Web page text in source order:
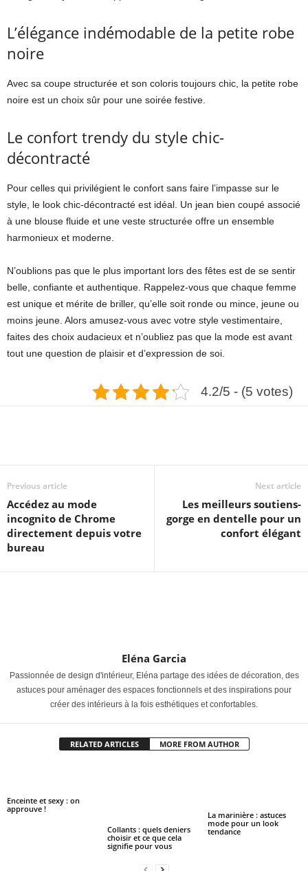
L’élégance indémodable de la petite robe
noire
Avec sa coupe structurée et son coloris toujours chic, la petite robe
noire est un choix sûr pour une soirée festive.
Le confort trendy du style chic-
décontracté
Pour celles qui privilégient le confort sans faire l’impasse sur le
style, le look chic-décontracté est idéal. Un jean bien coupé associé
à une blouse fluide et une veste structurée offre un ensemble
harmonieux et moderne.
N’oublions pas que le plus important lors des fêtes est de se sentir
belle, confiante et authentique. Rappelez-vous que chaque femme
est unique et mérite de briller, qu’elle soit ronde ou mince, jeune ou
moins jeune. Alors amusez-vous avec votre style vestimentaire,
faites des choix audacieux et n’oubliez pas que la mode est avant
tout une question de plaisir et d’expression de soi.
4.2/5 - (5 votes)
Previous article
Accédez au mode
incognito de Chrome
directement depuis votre
bureau
Next article
Les meilleurs soutiens-
gorge en dentelle pour un
confort élégant
Eléna Garcia
Passionnée de design d'intérieur, Eléna partage des idées de décoration, des
astuces pour aménager des espaces fonctionnels et des inspirations pour
créer des intérieurs à la fois esthétiques et confortables.
RELATED ARTICLES MORE FROM AUTHOR
Enceinte et sexy : on
approuve !
Collants : quels deniers
choisir et ce que cela
signifie pour vous
La marinière : astuces
mode pour un look
tendance